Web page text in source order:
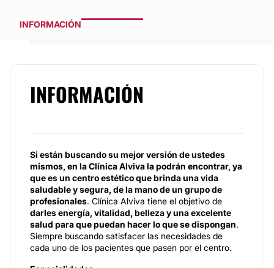
INFORMACIÓN
INFORMACIÓN
Si están buscando su mejor versión de ustedes
mismos, en la Clínica Alviva la podrán encontrar, ya
que es un centro estético que brinda una vida
saludable y segura, de la mano de un grupo de
profesionales. Clínica Alviva tiene el objetivo de
darles energía, vitalidad, belleza y una excelente
salud para que puedan hacer lo que se dispongan.
Siempre buscando satisfacer las necesidades de
cada uno de los pacientes que pasen por el centro.